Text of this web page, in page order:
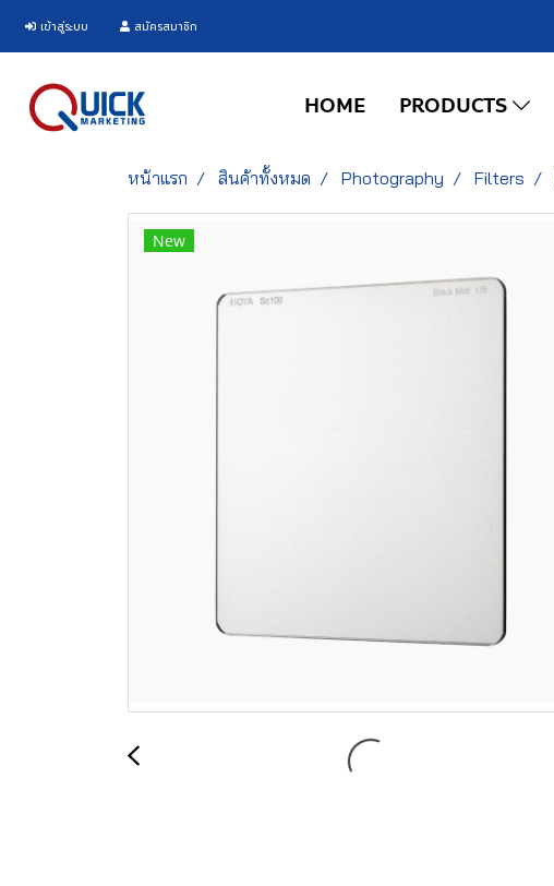
เข้าสู่ระบบ สมัครสมาชิก
HOME PRODUCTS
หน้าแรก สินค้าทั้งหมด Photography Filters
New